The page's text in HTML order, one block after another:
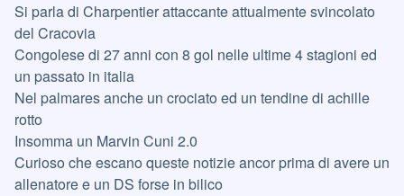
Si parla di Charpentier attaccante attualmente svincolato
del Cracovia
Congolese di 27 anni con 8 gol nelle ultime 4 stagioni ed
un passato in italia
Nel palmares anche un crociato ed un tendine di achille
rotto
Insomma un Marvin Cuni 2.0
Curioso che escano queste notizie ancor prima di avere un
allenatore e un DS forse in bilico